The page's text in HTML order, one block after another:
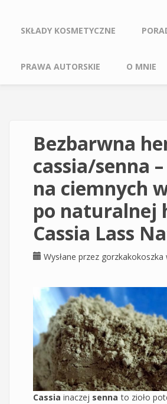
SKŁADY KOSMETYCZNE
PRAWA AUTORSKIE O MNIE
Bezbarwna
cassia/senna
na ciemnych
po naturalnej
Cassia Lass
Wysłane przez gorzkakokoszka
Cassia inaczej senna to zioło